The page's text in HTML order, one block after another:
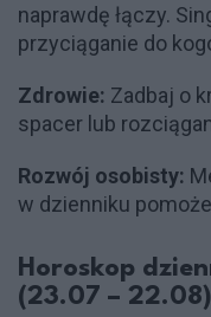
naprawdę łączy.
przyciąganie do
Zdrowie: Zadbaj o
spacer lub
Rozwój osobisty:
w dzienniku
Horoskop
(23.07 – 22.08)